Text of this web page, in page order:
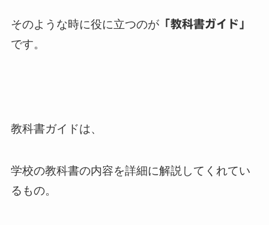
そのような時に役に立つのが「教科書ガイド」
です。
教科書ガイドは、
学校の教科書の内容を詳細に解説してくれてい
るもの。